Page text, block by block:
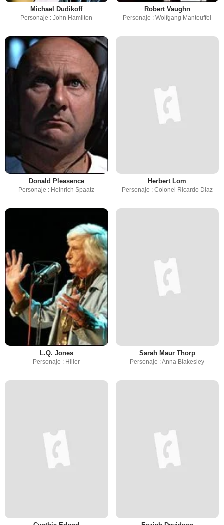
Michael Dudikoff
Personaje : John Hamilton
Robert Vaughn
Personaje : Wolfgang Manteuffel
Donald Pleasence
Personaje : Heinrich Spaatz
Herbert Lom
Personaje : Colonel Ricardo Diaz
L.Q. Jones
Personaje : Hiller
Sarah Maur Thorp
Personaje : Anna Blakesley